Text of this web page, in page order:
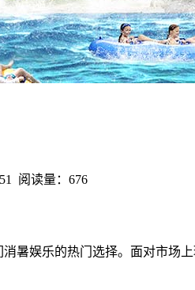
阅读量：676
消暑娱乐的热门选择。面对市场